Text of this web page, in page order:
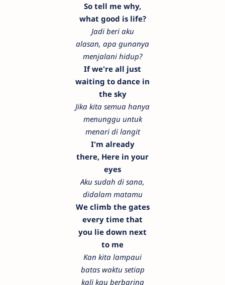
So tell me why,
what good is life?
Jadi beri aku
alasan, apa gunanya
menjalani hidup?
If we're all just
waiting to dance in
the sky
Jika kita semua hanya
menunggu untuk
menari di langit
I'm already
there, Here in your
eyes
Aku sudah di sana,
didalam matamu
We climb the gates
every time that
you lie down next
to me
Kan kita lampaui
batas waktu setiap
kali kau berbaring